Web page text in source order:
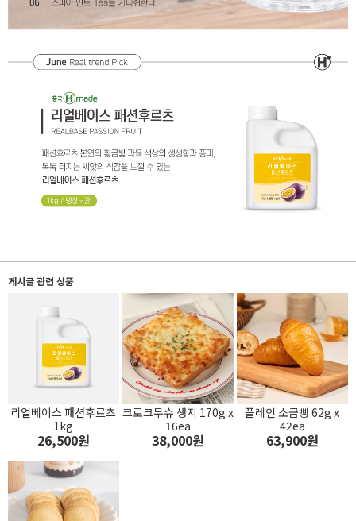
게시글 관련 상품
리얼베이스 패션후르츠
1kg
26,500원
크로크무슈 생지 170g x
16ea
38,000원
플레인 소금빵 62g x
42ea
63,900원